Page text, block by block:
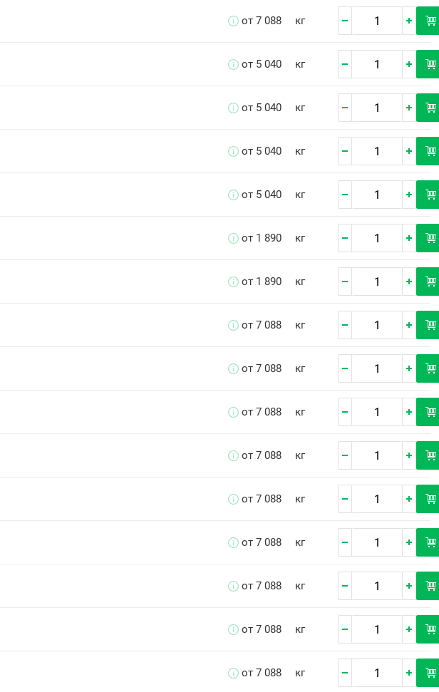
от 7 088 кг
от 5 040 кг
от 5 040 кг
от 5 040 кг
от 5 040 кг
от 1 890 кг
от 1 890 кг
от 7 088 кг
от 7 088 кг
от 7 088 кг
от 7 088 кг
от 7 088 кг
от 7 088 кг
от 7 088 кг
от 7 088 кг
от 7 088 кг